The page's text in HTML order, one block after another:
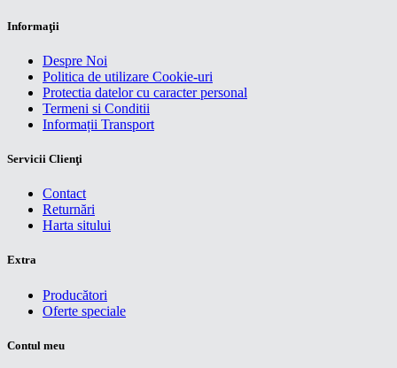
Informaţii
Despre Noi
Politica de utilizare Cookie-uri
Protectia datelor cu caracter personal
Termeni si Conditii
Informații Transport
Servicii Clienţi
Contact
Returnări
Harta sitului
Extra
Producători
Oferte speciale
Contul meu